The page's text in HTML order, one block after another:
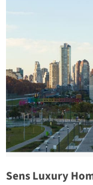
Sens Luxury